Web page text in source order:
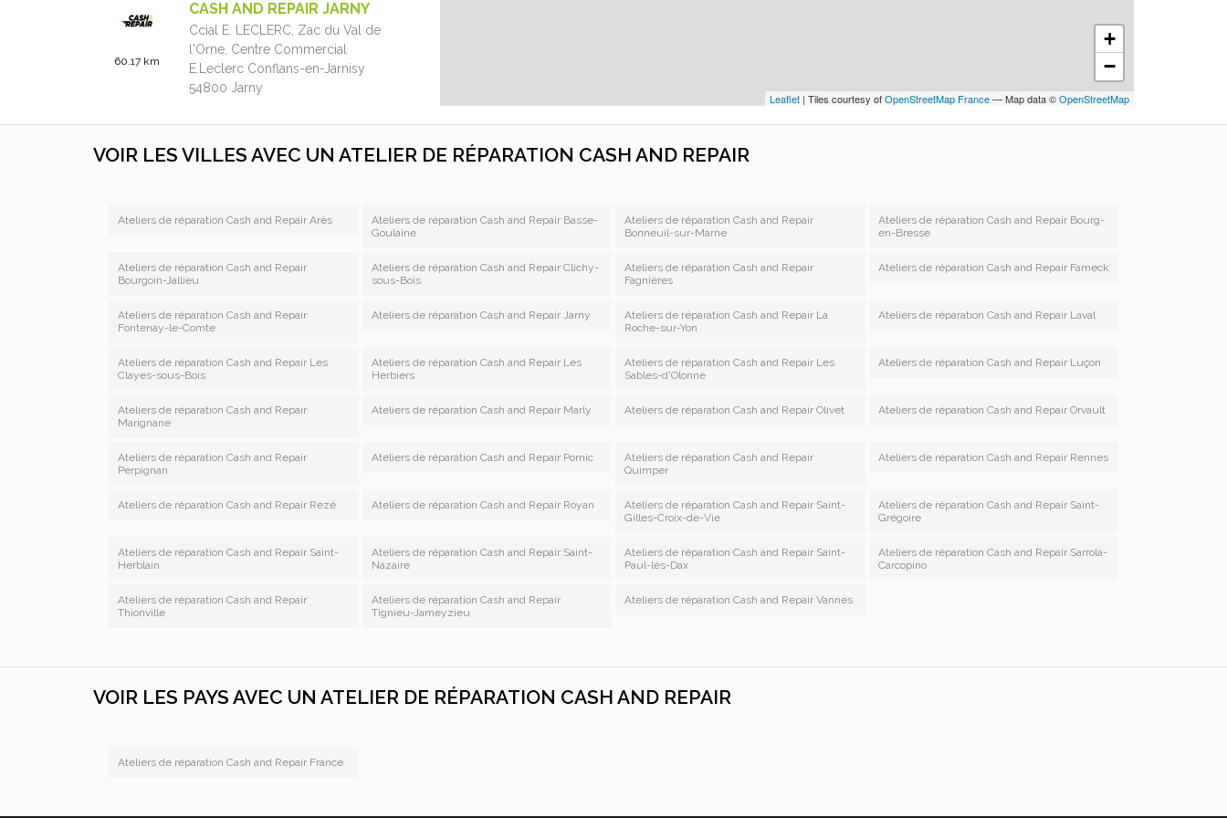
60.17 km
CASH AND REPAIR JARNY
Ccial E. LECLERC, Zac du Val de
l'Orne, Centre Commercial
E.Leclerc Conflans-en-Jarnisy
54800 Jarny
Ouvert du 04/08/2026 au
4.63 / 5
En savoir plus
71.54 km
CASH AND REPAIR FAMECK
Mitterrand, Centre Commercial
E.Leclerc
+33 9 82 33 82 86
En savoir plus
+
−
Leaflet | Tiles courtesy ofOpenStreetMap France— Map data ©OpenStreetMap
VOIR LES VILLES AVEC UN ATELIER DE RÉPARATION CASH AND REPAIR
Ateliers de réparation Cash and Repair Arès
Ateliers de réparation Cash and Repair Basse-
Goulaine
Ateliers de réparation Cash and Repair
Bonneuil-sur-Marne
Ateliers de réparation Cash and Repair Bourg-
en-Bresse
Ateliers de réparation Cash and Repair
Bourgoin-Jallieu
Ateliers de réparation Cash and Repair Clichy-
sous-Bois
Ateliers de réparation Cash and Repair
Fagnières
Ateliers de réparation Cash and Repair Fameck
Ateliers de réparation Cash and Repair
Fontenay-le-Comte
Ateliers de réparation Cash and Repair Jarny
Ateliers de réparation Cash and Repair La
Roche-sur-Yon
Ateliers de réparation Cash and Repair Laval
Ateliers de réparation Cash and Repair Les
Clayes-sous-Bois
Ateliers de réparation Cash and Repair Les
Herbiers
Ateliers de réparation Cash and Repair Les
Sables-d'Olonne
Ateliers de réparation Cash and Repair Luçon
Ateliers de réparation Cash and Repair
Marignane
Ateliers de réparation Cash and Repair Marly Ateliers de réparation Cash and Repair Olivet Ateliers de réparation Cash and Repair Orvault
Ateliers de réparation Cash and Repair
Perpignan
Ateliers de réparation Cash and Repair Pornic
Ateliers de réparation Cash and Repair
Quimper
Ateliers de réparation Cash and Repair Rennes
Ateliers de réparation Cash and Repair Rezé Ateliers de réparation Cash and Repair Royan
Ateliers de réparation Cash and Repair Saint-
Gilles-Croix-de-Vie
Ateliers de réparation Cash and Repair Saint-
Grégoire
Ateliers de réparation Cash and Repair Saint-
Herblain
Ateliers de réparation Cash and Repair Saint-
Nazaire
Ateliers de réparation Cash and Repair Saint-
Paul-lès-Dax
Ateliers de réparation Cash and Repair Sarrola-
Carcopino
Ateliers de réparation Cash and Repair
Thionville
Ateliers de réparation Cash and Repair
Tignieu-Jameyzieu
Ateliers de réparation Cash and Repair Vannes
VOIR LES PAYS AVEC UN ATELIER DE RÉPARATION CASH AND REPAIR
Ateliers de réparation Cash and Repair France